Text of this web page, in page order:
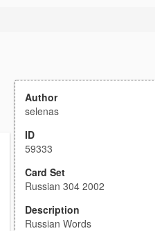
Author
selenas
ID
59333
Card Set
Russian 304 2002
Description
Russian Words